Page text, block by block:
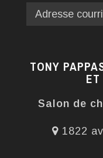
TONY
ET
Salon de
1822